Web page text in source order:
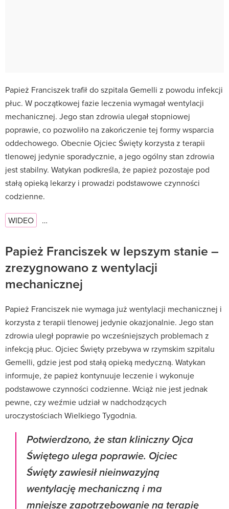
Papież Franciszek trafił do szpitala Gemelli z powodu infekcji
płuc. W początkowej fazie leczenia wymagał wentylacji
mechanicznej. Jego stan zdrowia ulegał stopniowej
poprawie, co pozwoliło na zakończenie tej formy wsparcia
oddechowego. Obecnie Ojciec Święty korzysta z terapii
tlenowej jedynie sporadycznie, a jego ogólny stan zdrowia
jest stabilny. Watykan podkreśla, że papież pozostaje pod
stałą opieką lekarzy i prowadzi podstawowe czynności
codzienne.
WIDEO …
Papież Franciszek w lepszym stanie –
zrezygnowano z wentylacji
mechanicznej
Papież Franciszek nie wymaga już wentylacji mechanicznej i
korzysta z terapii tlenowej jedynie okazjonalnie. Jego stan
zdrowia uległ poprawie po wcześniejszych problemach z
infekcją płuc. Ojciec Święty przebywa w rzymskim szpitalu
Gemelli, gdzie jest pod stałą opieką medyczną. Watykan
informuje, że papież kontynuuje leczenie i wykonuje
podstawowe czynności codzienne. Wciąż nie jest jednak
pewne, czy weźmie udział w nadchodzących
uroczystościach Wielkiego Tygodnia.
Potwierdzono, że stan kliniczny Ojca
Świętego ulega poprawie. Ojciec
Święty zawiesił nieinwazyjną
wentylację mechaniczną i ma
mniejsze zapotrzebowanie na terapię